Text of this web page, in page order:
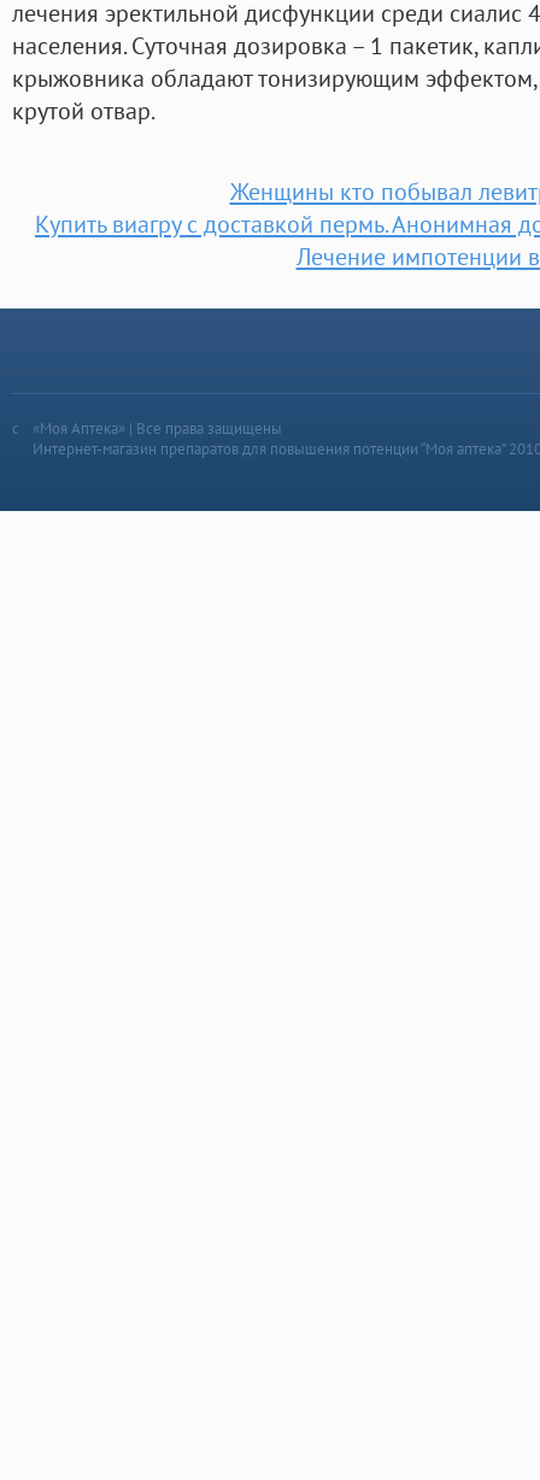
лечения эректильной дисфункции среди сиалис
населения. Суточная дозировка – 1 пакетик,
крыжовника обладают тонизирующим эффектом,
крутой отвар.
Женщины кто побывал
Купить виагру с доставкой пермь. Анонимная
Лечение импотенции
«Моя Аптека» | Все права защищены
Интернет-магазин препаратов для повышения потенции “Моя аптека”